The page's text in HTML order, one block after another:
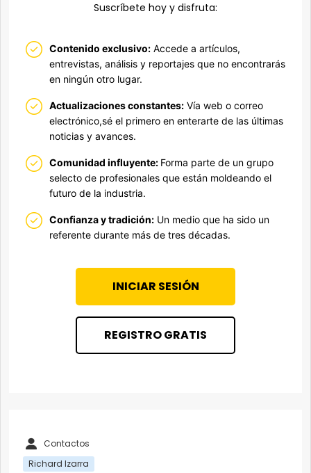
Suscríbete hoy y disfruta:
Contenido exclusivo: Accede a artículos,
entrevistas, análisis y reportajes que no encontrarás
en ningún otro lugar.
Actualizaciones constantes: Vía web o correo
electrónico,sé el primero en enterarte de las últimas
noticias y avances.
Comunidad influyente: Forma parte de un grupo
selecto de profesionales que están moldeando el
futuro de la industria.
Confianza y tradición: Un medio que ha sido un
referente durante más de tres décadas.
INICIAR SESIÓN
REGISTRO GRATIS
Contactos
Richard Izarra